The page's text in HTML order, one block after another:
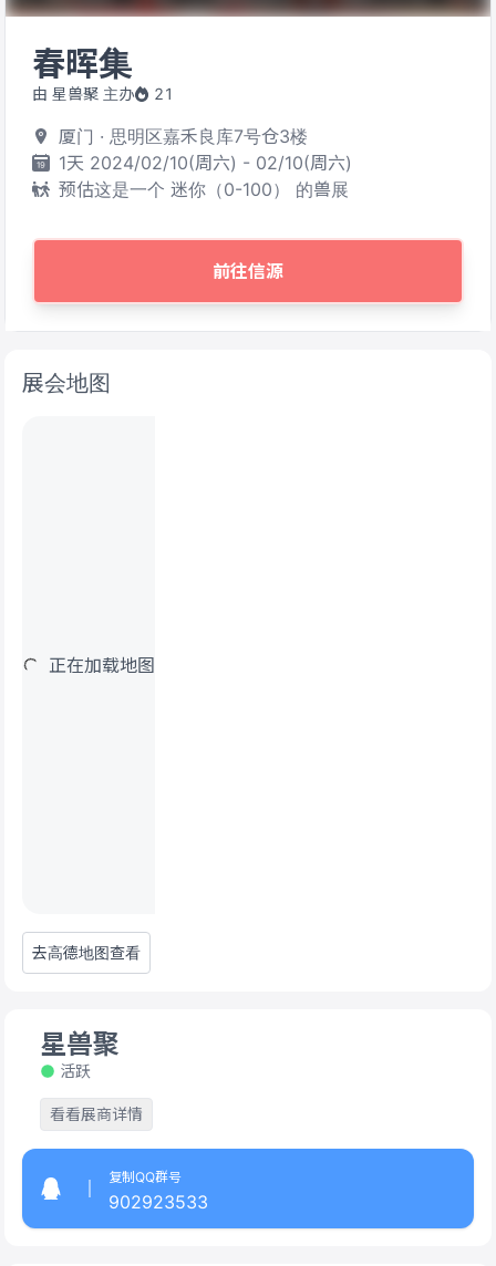
春晖集
由 星兽聚 主办 21
厦门 · 思明区嘉禾良库7号仓3楼
1天 2024/02/10(周六) - 02/10(周六)
预估这是一个 迷你（0-100） 的兽展
前往信源
展会地图
正在加载地图
去高德地图查看
星兽聚
活跃
看看展商详情
复制QQ群号
902923533